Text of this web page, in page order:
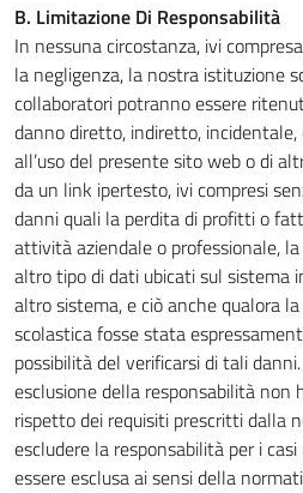
B. Limitazione Di Responsabilità
In nessuna circostanza, ivi
la negligenza, la nostra istituzione
collaboratori potranno essere
danno diretto, indiretto,
all’uso del presente sito web o di
da un link ipertesto, ivi compresi
danni quali la perdita di profitti o
attività aziendale o professionale,
altro tipo di dati ubicati sul sistema
altro sistema, e ciò anche qualora
scolastica fosse stata
possibilità del verificarsi di tali
esclusione della responsabilità non
rispetto dei requisiti prescritti dalla
escludere la responsabilità per i
essere esclusa ai sensi della